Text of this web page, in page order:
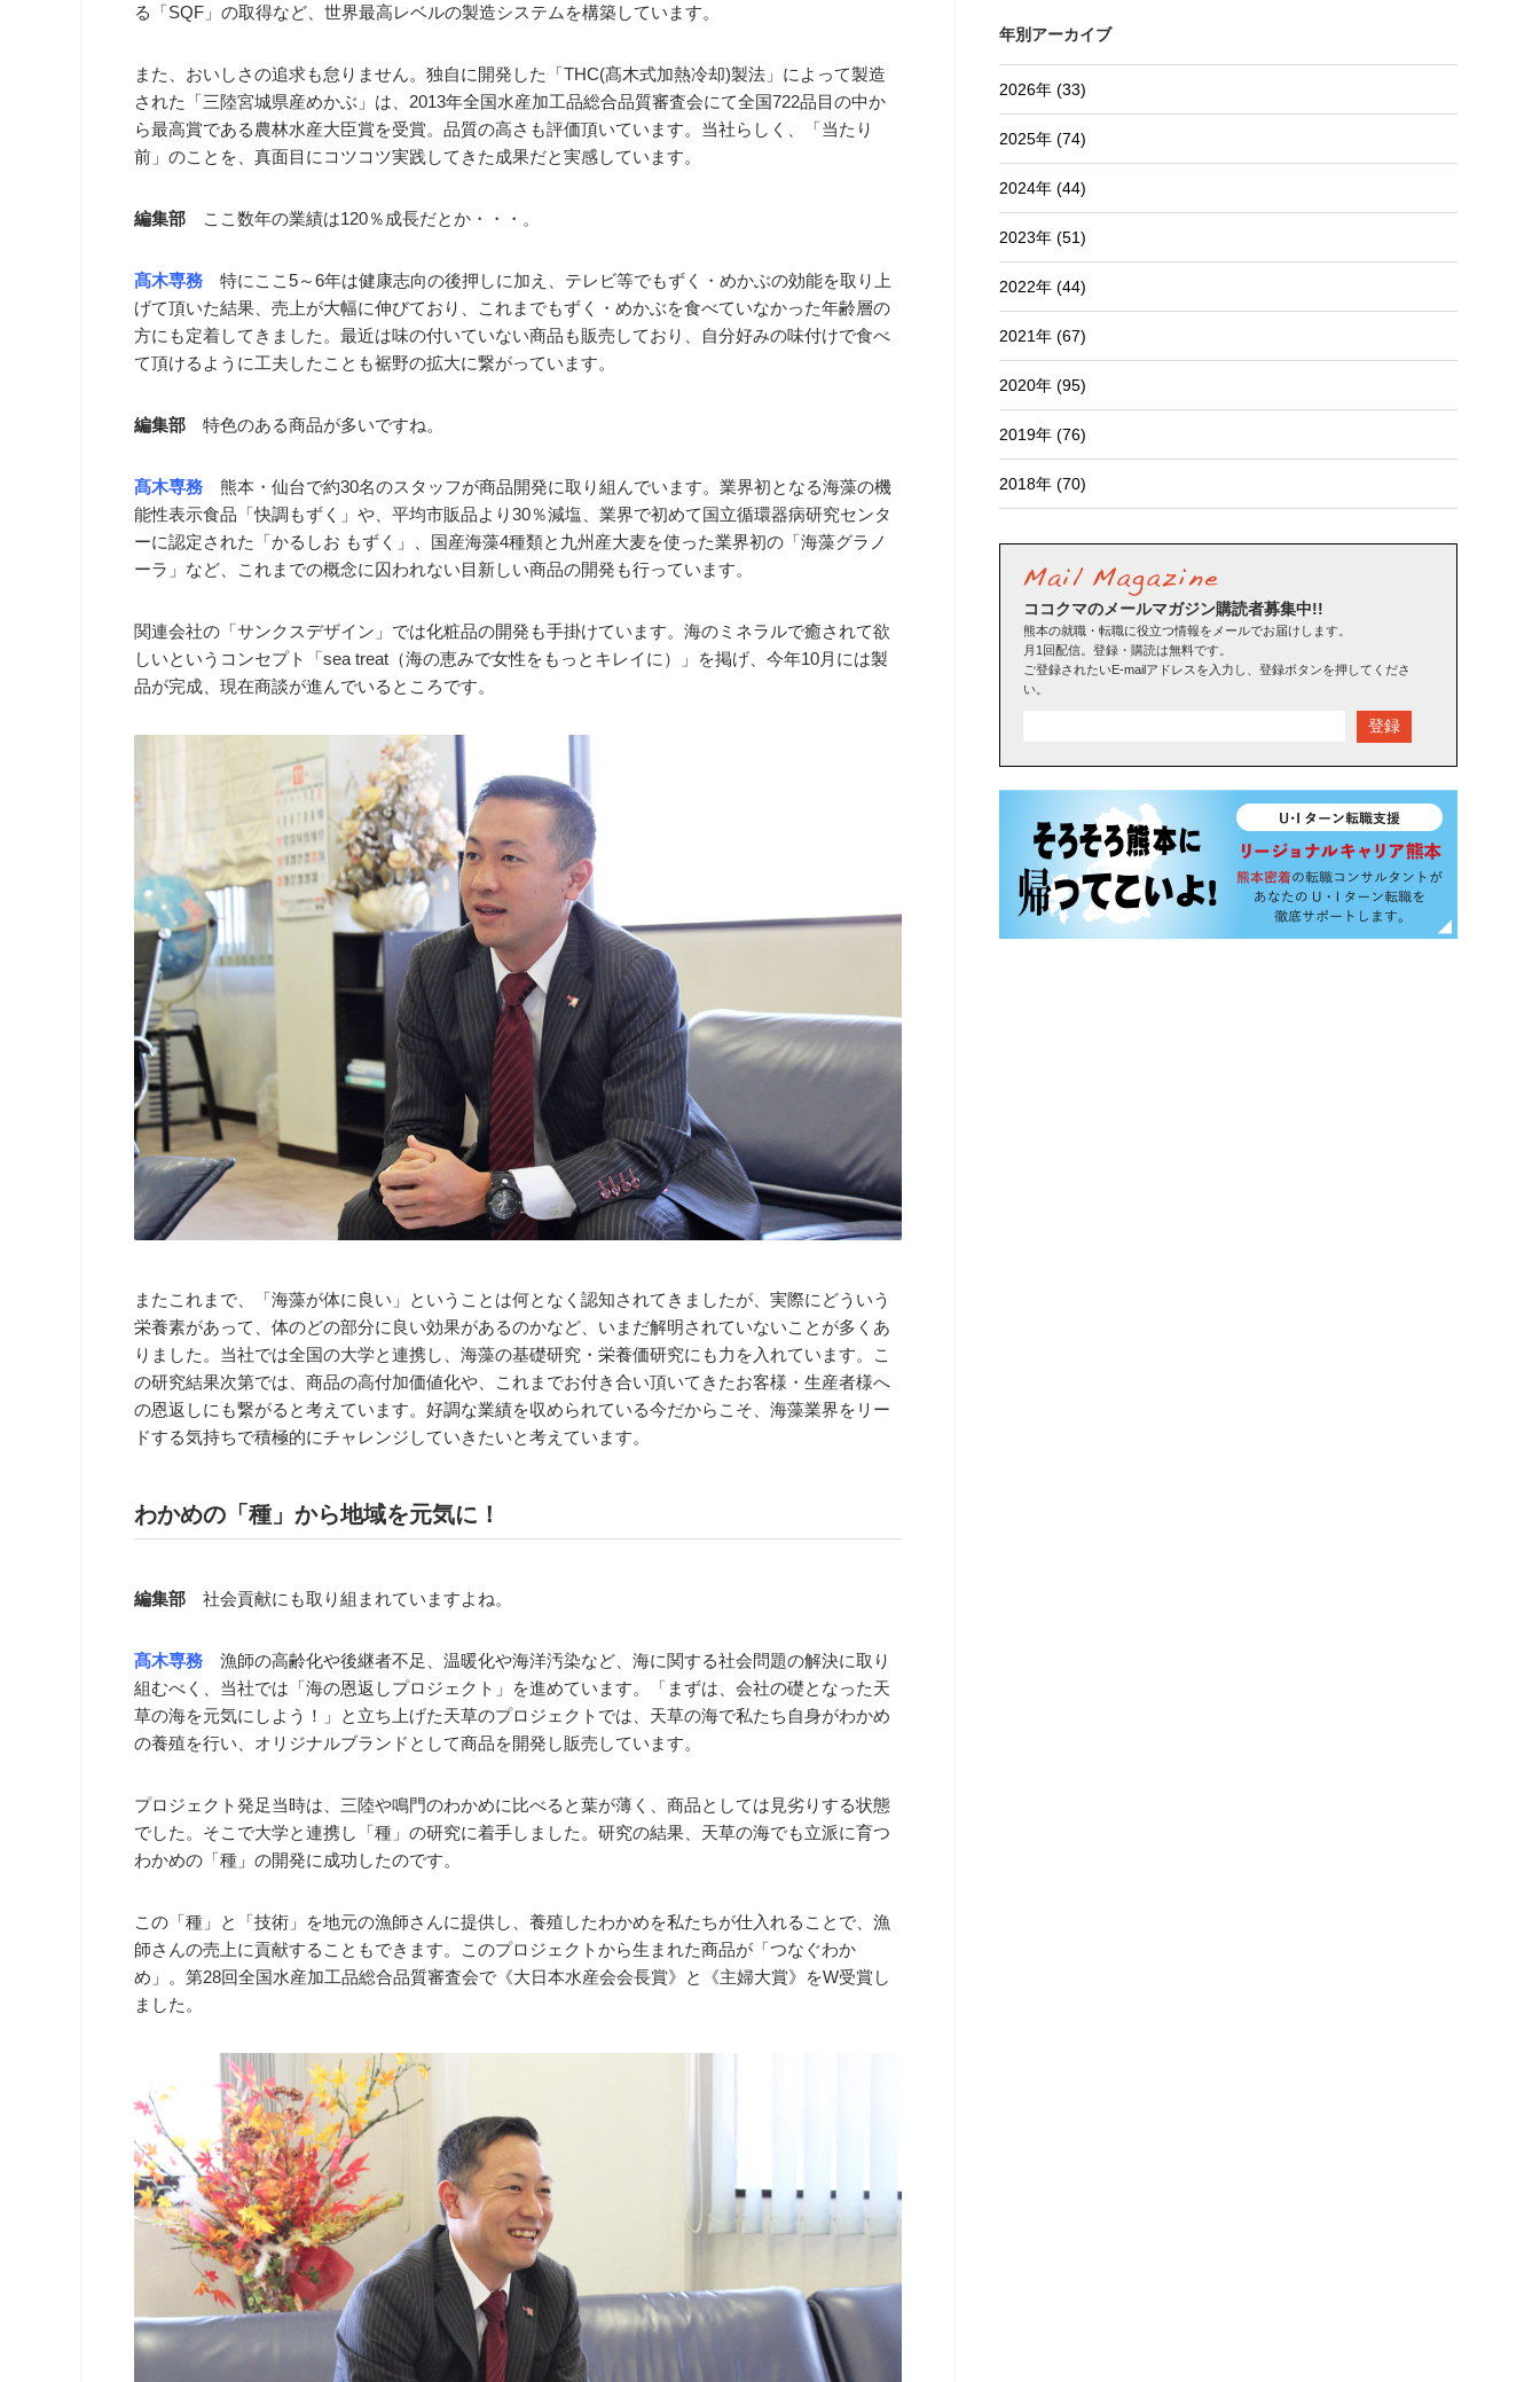
る「SQF」の取得など、世界最高レベルの製造システムを構築しています。
また、おいしさの追求も怠りません。独自に開発した「THC(髙木式加熱冷却)製法」によって製造
された「三陸宮城県産めかぶ」は、2013年全国水産加工品総合品質審査会にて全国722品目の中か
ら最高賞である農林水産大臣賞を受賞。品質の高さも評価頂いています。当社らしく、「当たり
前」のことを、真面目にコツコツ実践してきた成果だと実感しています。
編集部 ここ数年の業績は120％成長だとか・・・。
髙木専務 特にここ5～6年は健康志向の後押しに加え、テレビ等でもずく・めかぶの効能を取り上
げて頂いた結果、売上が大幅に伸びており、これまでもずく・めかぶを食べていなかった年齢層の
方にも定着してきました。最近は味の付いていない商品も販売しており、自分好みの味付けで食べ
て頂けるように工夫したことも裾野の拡大に繋がっています。
編集部 特色のある商品が多いですね。
髙木専務 熊本・仙台で約30名のスタッフが商品開発に取り組んでいます。業界初となる海藻の機
能性表示食品「快調もずく」や、平均市販品より30％減塩、業界で初めて国立循環器病研究センタ
ーに認定された「かるしお もずく」、国産海藻4種類と九州産大麦を使った業界初の「海藻グラノ
ーラ」など、これまでの概念に囚われない目新しい商品の開発も行っています。
関連会社の「サンクスデザイン」では化粧品の開発も手掛けています。海のミネラルで癒されて欲
しいというコンセプト「sea treat（海の恵みで女性をもっとキレイに）」を掲げ、今年10月には製
品が完成、現在商談が進んでいるところです。
またこれまで、「海藻が体に良い」ということは何となく認知されてきましたが、実際にどういう
栄養素があって、体のどの部分に良い効果があるのかなど、いまだ解明されていないことが多くあ
りました。当社では全国の大学と連携し、海藻の基礎研究・栄養価研究にも力を入れています。こ
の研究結果次第では、商品の高付加価値化や、これまでお付き合い頂いてきたお客様・生産者様へ
の恩返しにも繋がると考えています。好調な業績を収められている今だからこそ、海藻業界をリー
ドする気持ちで積極的にチャレンジしていきたいと考えています。
わかめの「種」から地域を元気に！
編集部 社会貢献にも取り組まれていますよね。
髙木専務 漁師の高齢化や後継者不足、温暖化や海洋汚染など、海に関する社会問題の解決に取り
組むべく、当社では「海の恩返しプロジェクト」を進めています。「まずは、会社の礎となった天
草の海を元気にしよう！」と立ち上げた天草のプロジェクトでは、天草の海で私たち自身がわかめ
の養殖を行い、オリジナルブランドとして商品を開発し販売しています。
プロジェクト発足当時は、三陸や鳴門のわかめに比べると葉が薄く、商品としては見劣りする状態
でした。そこで大学と連携し「種」の研究に着手しました。研究の結果、天草の海でも立派に育つ
わかめの「種」の開発に成功したのです。
この「種」と「技術」を地元の漁師さんに提供し、養殖したわかめを私たちが仕入れることで、漁
師さんの売上に貢献することもできます。このプロジェクトから生まれた商品が「つなぐわか
め」。第28回全国水産加工品総合品質審査会で《大日本水産会会長賞》と《主婦大賞》をW受賞し
ました。
年別アーカイブ
2026年 (33)
2025年 (74)
2024年 (44)
2023年 (51)
2022年 (44)
2021年 (67)
2020年 (95)
2019年 (76)
2018年 (70)
ココクマのメールマガジン購読者募集中!!
熊本の就職・転職に役立つ情報をメールでお届けします。
月1回配信。登録・購読は無料です。
ご登録されたいE-mailアドレスを入力し、登録ボタンを押してくださ
い。
登録